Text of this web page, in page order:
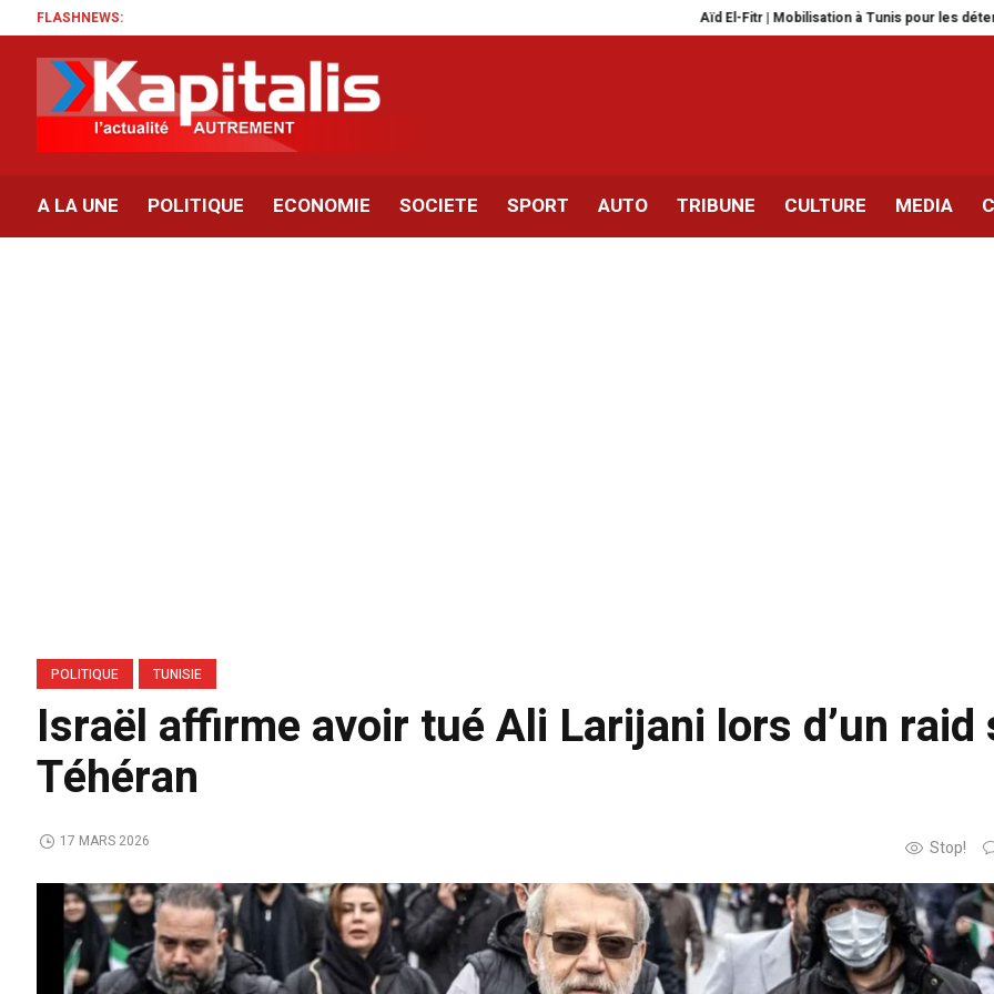
FLASHNEWS: Aïd El-Fitr | Mobilisation à Tunis pour les détenus
A LA UNE POLITIQUE ECONOMIE SOCIETE SPORT AUTO TRIBUNE CULTURE MEDIA
POLITIQUE TUNISIE
Israël affirme avoir tué Ali Larijani lors d’un raid
Téhéran
Stop!
17 MARS 2026